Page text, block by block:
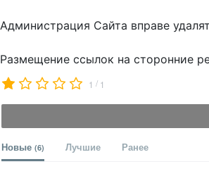
Администрация Сайта вправе
Размещение ссылок на сторонние
1 / 1
Новые (6) Лучшие Ранее